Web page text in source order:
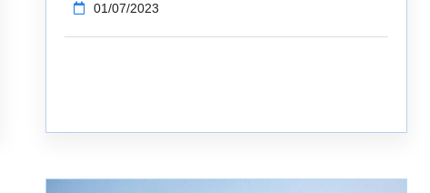
01/07/2023